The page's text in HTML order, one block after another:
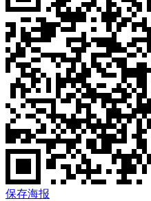
保存海报